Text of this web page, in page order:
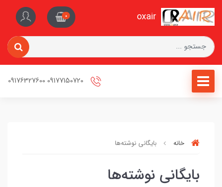
oxair
0
خانه بایگانی نوشته‌ها
بایگانی نوشته‌ها